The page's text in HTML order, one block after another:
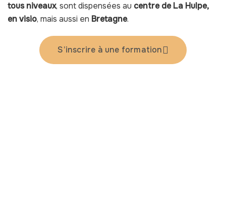
tous niveaux, sont dispensées au centre de La Hulpe,
en visio, mais aussi en Bretagne.
S’inscrire à une formation